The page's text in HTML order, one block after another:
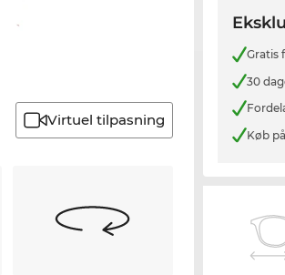
Virtuel tilpasning
Gratis
30
Køb